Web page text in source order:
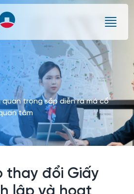
quan trọng sắp diễn ra mà cổ
tâm
thay đổi Giấy